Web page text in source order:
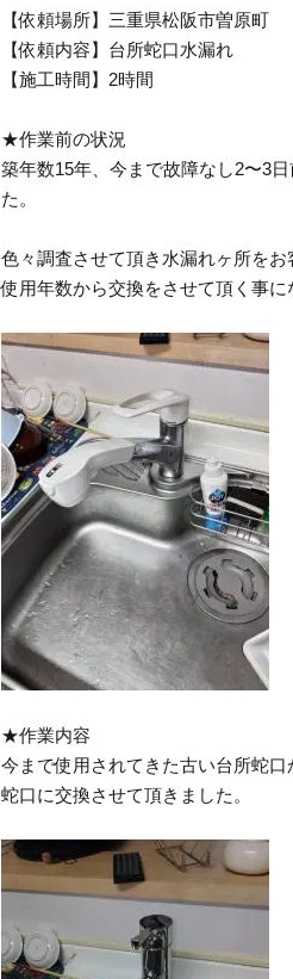
【依頼場所】三重県松阪市曽原町
【依頼内容】台所蛇口水漏れ
【施工時間】2時間
★作業前の状況
築年数15年、今まで故障なし2〜3
た。
色々調査させて頂き水漏れヶ所をお
使用年数から交換をさせて頂く事に
★作業内容
今まで使用されてきた古い台所蛇
蛇口に交換させて頂きました。